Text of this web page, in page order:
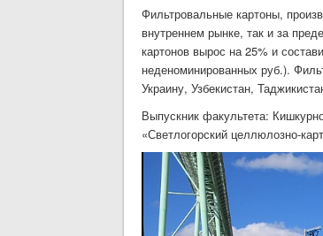
Фильтровальные картоны,
внутреннем рынке, так и за
картонов вырос на 25% и
неденоминированных руб.).
Украину, Узбекистан,
Выпускник факультета:
«Светлогорский целлюлозно-